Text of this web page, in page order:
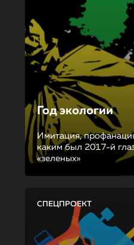
Год экологии
Имитация,
каким был 2017-й
«зеленых»
СПЕЦПРОЕКТ